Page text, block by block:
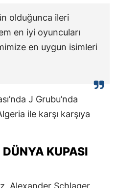
olduğunca ileri
en iyi oyuncuları
en uygun isimleri
J Grubu’nda
ile karşı karşıya
KUPASI
Alexander Schlager,